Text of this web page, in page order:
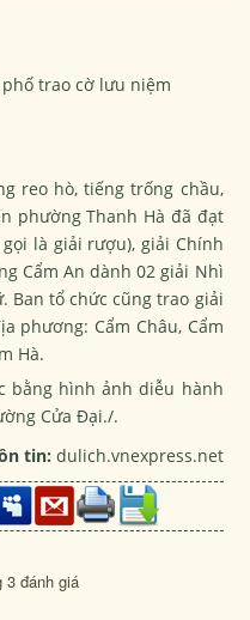
trao cờ lưu niệm
reo hò, tiếng trống chầu,
phường Thanh Hà đã đạt
là giải rượu), giải Chính
Cẩm An dành 02 giải Nhì
Ban tổ chức cũng trao giải
phương: Cẩm Châu, Cẩm
Hà.
hình ảnh diễu hành
Cửa Đại./.
tin: dulich.vnexpress.net
3 đánh giá